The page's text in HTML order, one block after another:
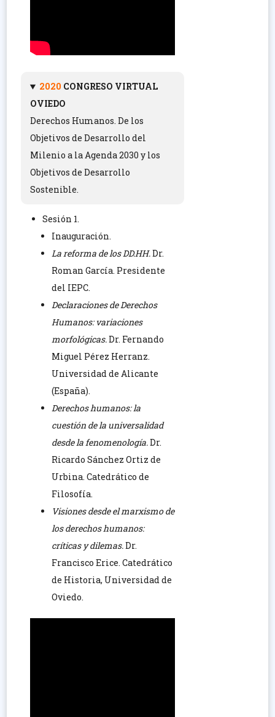
2020 CONGRESO VIRTUAL
OVIEDO
Derechos Humanos. De los
Objetivos de Desarrollo del
Milenio a la Agenda 2030 y los
Objetivos de Desarrollo
Sostenible.
Sesión 1.
Inauguración.
La reforma de los DD.HH.Dr.
Roman García. Presidente
del IEPC.
Declaraciones de Derechos
Humanos: variaciones
morfológicas.Dr. Fernando
Miguel Pérez Herranz.
Universidad de Alicante
(España).
Derechos humanos: la
cuestión de la universalidad
desde la fenomenología.Dr.
Ricardo Sánchez Ortiz de
Urbina. Catedrático de
Filosofía.
Visiones desde el marxismo de
los derechos humanos:
críticas y dilemas.Dr.
Francisco Erice. Catedrático
de Historia, Universidad de
Oviedo.